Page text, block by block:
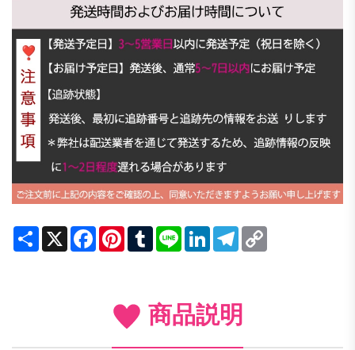
Share X FacebookPinterestTumblrLine LinkedInTelegram
商品説明